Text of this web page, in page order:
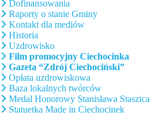
Dofinansowania
Raporty o stanie Gminy
Kontakt dla mediów
Historia
Uzdrowisko
Film promocyjny Ciechocinka
Gazeta “Zdrój Ciechociński”
Opłata uzdrowiskowa
Baza lokalnych twórców
Medal Honorowy Stanisława Staszica
Statuetka Made in Ciechocinek